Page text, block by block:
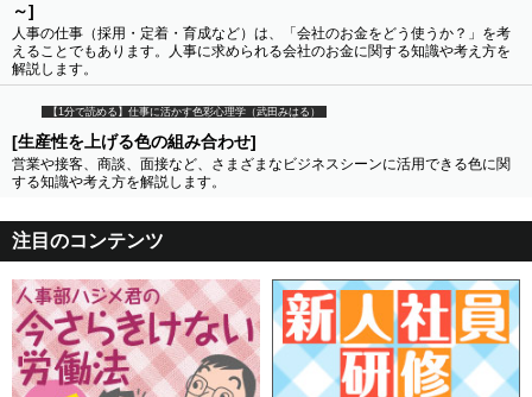
～]
人事の仕事（採用・定着・育成など）は、「会社のお金をどう使うか？」を考
えることでもあります。人事に求められる会社のお金に関する知識や考え方を
解説します。
【1分で読める】仕事に活かす色彩心理学（武田みはる）
[生産性を上げる色の組み合わせ]
営業や接客、商談、面接など、さまざまなビジネスシーンに活用できる色に関
する知識や考え方を解説します。
注目のコンテンツ